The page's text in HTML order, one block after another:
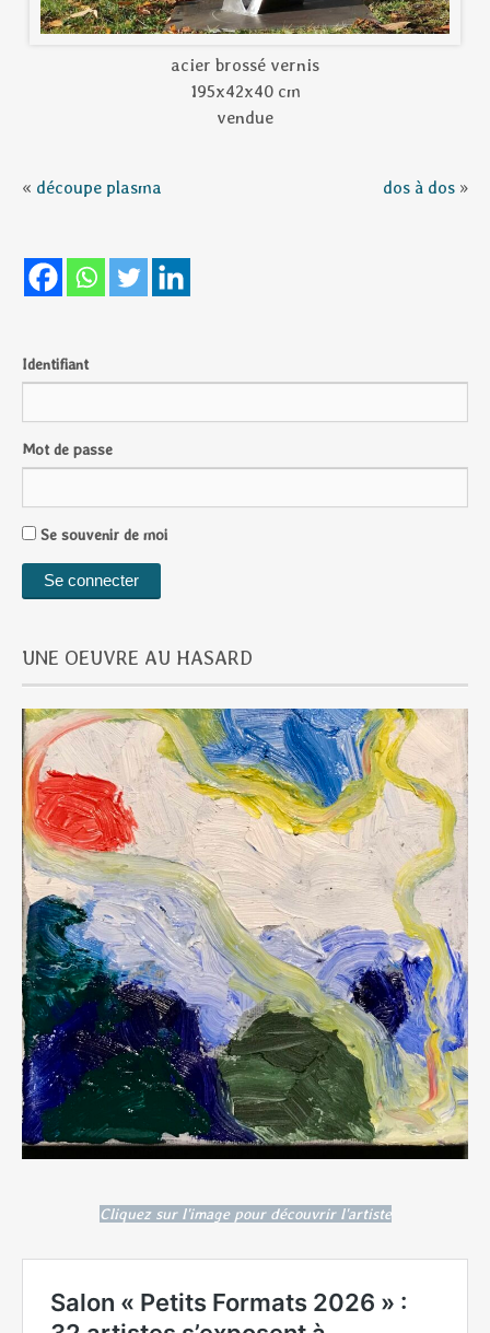
acier brossé vernis
195x42x40 cm
vendue
« découpe plasma dos à dos »
Identifiant
Mot de passe
Se souvenir de moi
UNE OEUVRE AU HASARD
Cliquez sur l'image pour découvrir l'artiste